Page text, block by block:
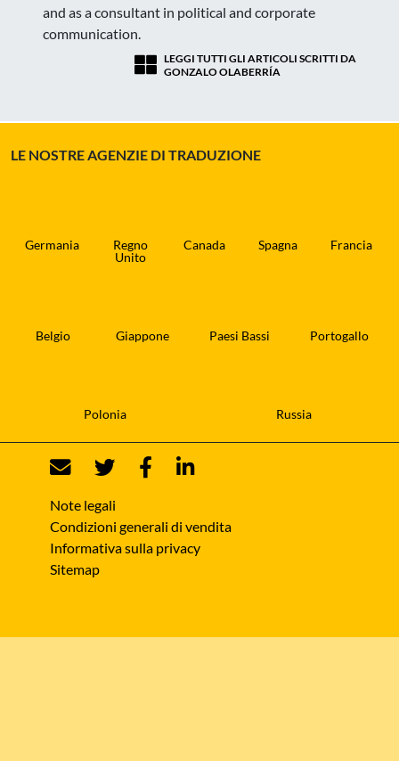
and as a consultant in political and corporate
communication.
LEGGI TUTTI GLI ARTICOLI SCRITTI DA
GONZALO OLABERRÍA
LE NOSTRE AGENZIE DI TRADUZIONE
Germania
Regno
Unito
Canada Spagna Francia
Belgio Giappone Paesi Bassi Portogallo
Polonia Russia
Note legali
Condizioni generali di vendita
Informativa sulla privacy
Sitemap